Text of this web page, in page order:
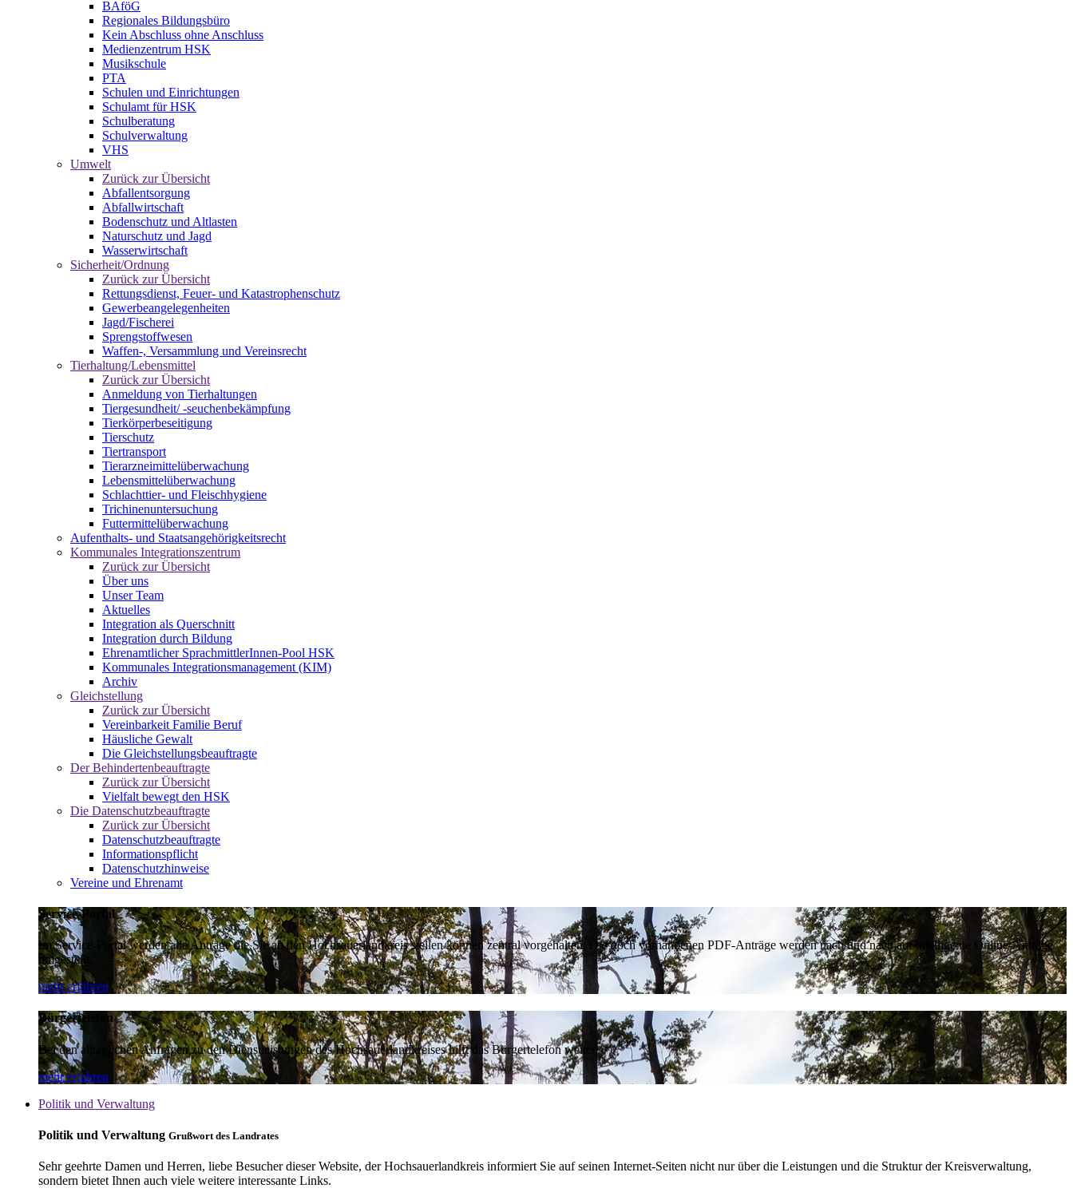
BAföG
Regionales Bildungsbüro
Kein Abschluss ohne Anschluss
Medienzentrum HSK
Musikschule
PTA
Schulen und Einrichtungen
Schulamt für HSK
Schulberatung
Schulverwaltung
VHS
Umwelt
Zurück zur Übersicht
Abfallentsorgung
Abfallwirtschaft
Bodenschutz und Altlasten
Naturschutz und Jagd
Wasserwirtschaft
Sicherheit/Ordnung
Zurück zur Übersicht
Rettungsdienst, Feuer- und Katastrophenschutz
Gewerbeangelegenheiten
Jagd/Fischerei
Sprengstoffwesen
Waffen-, Versammlung und Vereinsrecht
Tierhaltung/Lebensmittel
Zurück zur Übersicht
Anmeldung von Tierhaltungen
Tiergesundheit/ -seuchenbekämpfung
Tierkörperbeseitigung
Tierschutz
Tiertransport
Tierarzneimittelüberwachung
Lebensmittelüberwachung
Schlachttier- und Fleischhygiene
Trichinenuntersuchung
Futtermittelüberwachung
Aufenthalts- und Staatsangehörigkeitsrecht
Kommunales Integrationszentrum
Zurück zur Übersicht
Über uns
Unser Team
Aktuelles
Integration als Querschnitt
Integration durch Bildung
Ehrenamtlicher SprachmittlerInnen-Pool HSK
Kommunales Integrationsmanagement (KIM)
Archiv
Gleichstellung
Zurück zur Übersicht
Vereinbarkeit Familie Beruf
Häusliche Gewalt
Die Gleichstellungsbeauftragte
Der Behindertenbeauftragte
Zurück zur Übersicht
Vielfalt bewegt den HSK
Die Datenschutzbeauftragte
Zurück zur Übersicht
Datenschutzbeauftragte
Informationspflicht
Datenschutzhinweise
Vereine und Ehrenamt
Service-Portal
Im Service-Portal werden alle Anträge die Sie an den Hochsauerlandkreis stellen können zentral vorgehalten. Die noch vorhandenen PDF-Anträge werden nach und nach auf intelligente Online-Anträge
umgestellt.
mehr erfahren
Bürgertelefon
Bei den alltäglichen Anfragen zu den Dienstleistungen des Hochsauerlandkreises hilft das Bürgertelefon weiter.
mehr erfahren
Politik und Verwaltung
Politik und Verwaltung Grußwort des Landrates
Sehr geehrte Damen und Herren, liebe Besucher dieser Website, der Hochsauerlandkreis informiert Sie auf seinen Internet-Seiten nicht nur über die Leistungen und die Struktur der Kreisverwaltung,
sondern bietet Ihnen auch viele weitere interessante Links.